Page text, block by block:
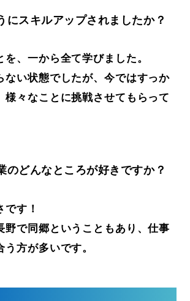
にスキルアップされましたか？
を、一から全て学びました。
ない状態でしたが、今ではすっか
様々なことに挑戦させてもらって
のどんなところが好きですか？
です！
野で同郷ということもあり、仕事
う方が多いです。